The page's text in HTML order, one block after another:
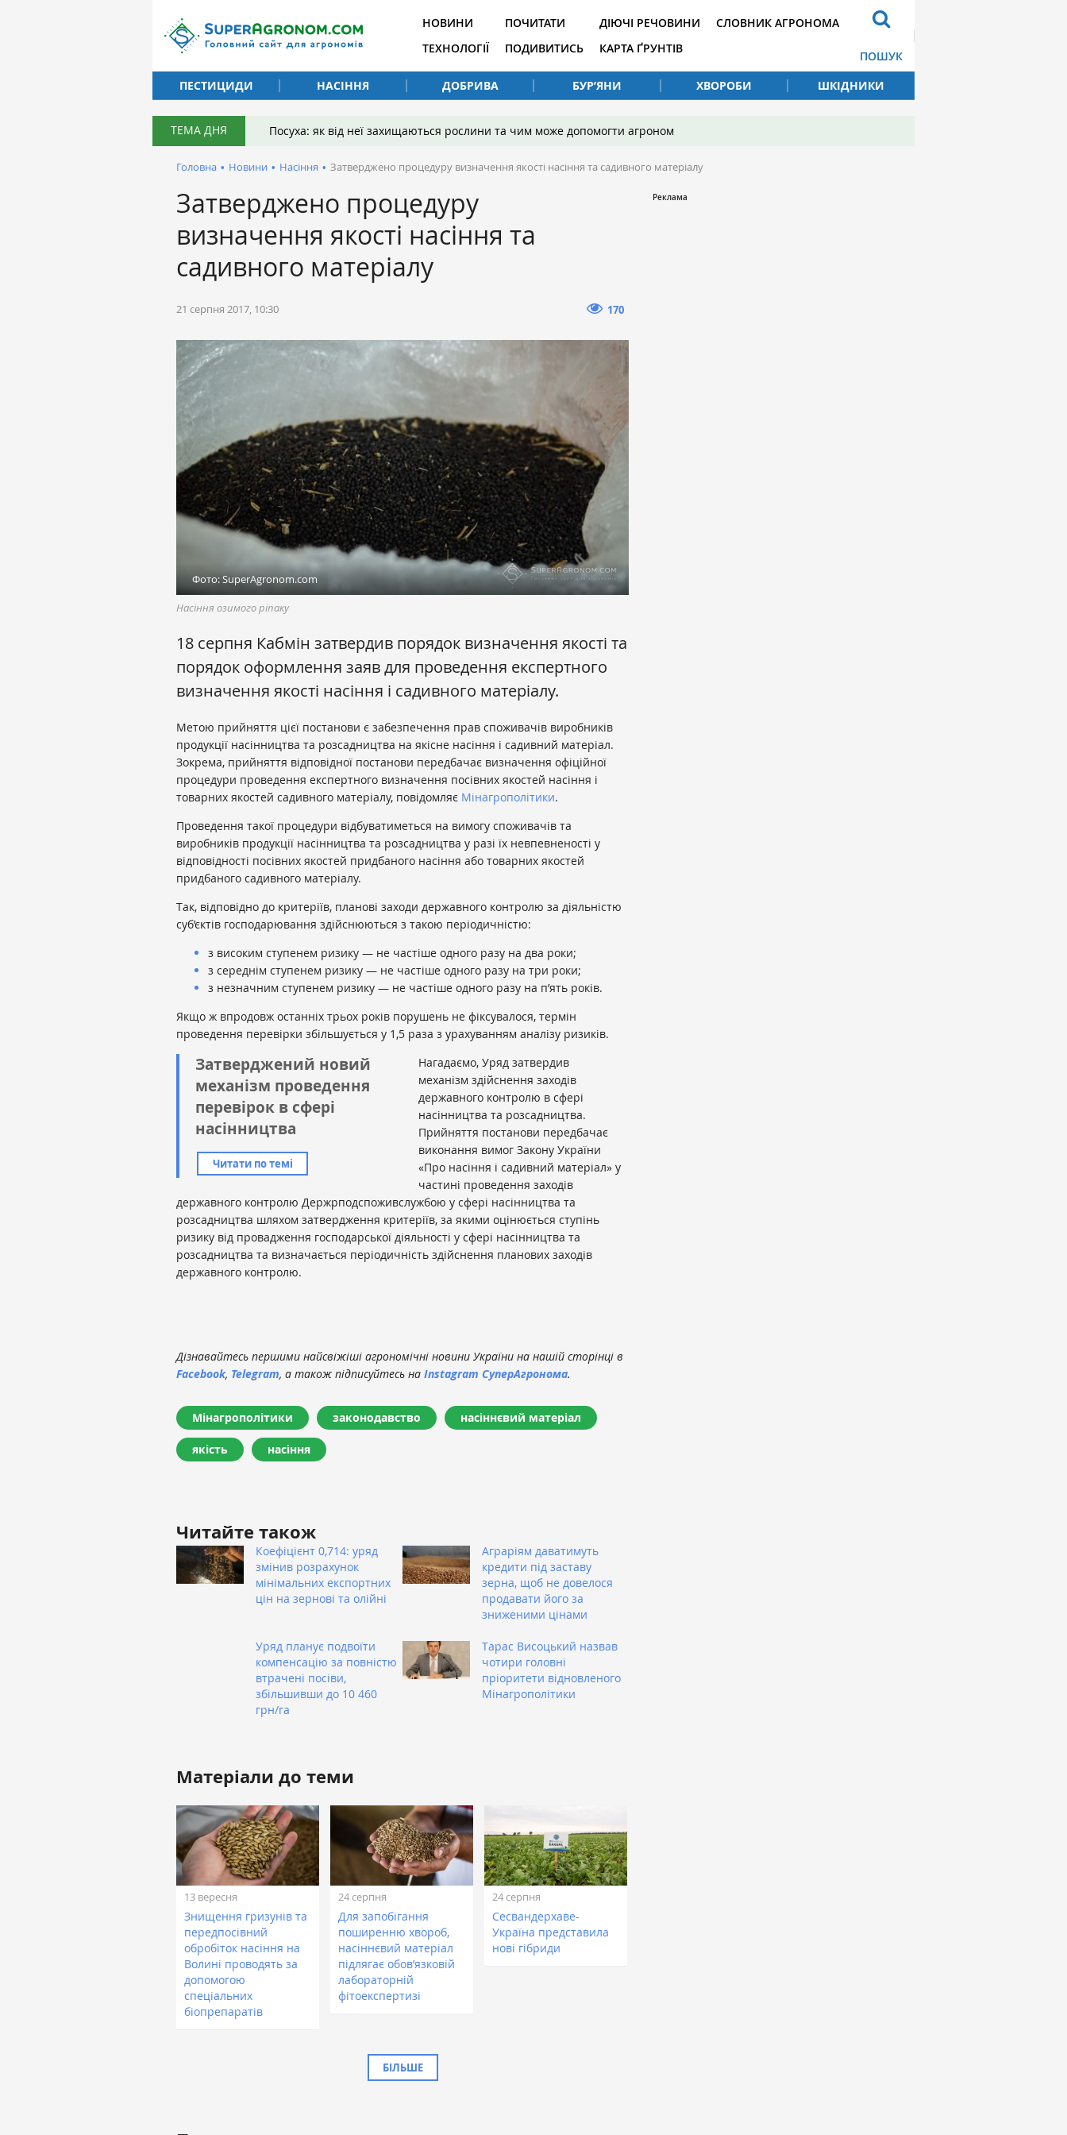
НОВИНИ
ТЕХНОЛОГІЇ
ПОЧИТАТИ
ПОДИВИТИСЬ
ДІЮЧІ РЕЧОВИНИ
КАРТА ҐРУНТІВ
СЛОВНИК АГРОНОМА
ПОШУК
ПЕСТИЦИДИ
НАСІННЯ ДОБРИВА БУР’ЯНИ ХВОРОБИ ШКІДНИКИ
ТЕМА ДНЯ Посуха: як від неї захищаються рослини та чим може допомогти агроном
Головна • Новини • Насіння • Затверджено процедуру визначення якості насіння та садивного матеріалу
Затверджено процедуру
визначення якості насіння та
садивного матеріалу
21 серпня 2017, 10:30 170
Фото: SuperAgronom.com
Насіння озимого ріпаку
18 серпня Кабмін затвердив порядок визначення якості та
порядок оформлення заяв для проведення експертного
визначення якості насіння і садивного матеріалу.
Метою прийняття цієї постанови є забезпечення прав споживачів виробників
продукції насінництва та розсадництва на якісне насіння і садивний матеріал.
Зокрема, прийняття відповідної постанови передбачає визначення офіційної
процедури проведення експертного визначення посівних якостей насіння і
товарних якостей садивного матеріалу, повідомляє Мінагрополітики.
Проведення такої процедури відбуватиметься на вимогу споживачів та
виробників продукції насінництва та розсадництва у разі їх невпевненості у
відповідності посівних якостей придбаного насіння або товарних якостей
придбаного садивного матеріалу.
Так, відповідно до критеріїв, планові заходи державного контролю за діяльністю
суб’єктів господарювання здійснюються з такою періодичністю:
з високим ступенем ризику — не частіше одного разу на два роки;
з середнім ступенем ризику — не частіше одного разу на три роки;
з незначним ступенем ризику — не частіше одного разу на п’ять років.
Якщо ж впродовж останніх трьох років порушень не фіксувалося, термін
проведення перевірки збільшується у 1,5 раза з урахуванням аналізу ризиків.
Затверджений новий
механізм проведення
перевірок в сфері
насінництва
Читати по темі
Нагадаємо, Уряд затвердив
механізм здійснення заходів
державного контролю в сфері
насінництва та розсадництва.
Прийняття постанови передбачає
виконання вимог Закону України
«Про насіння і садивний матеріал» у
частині проведення заходів
державного контролю Держрподспоживслужбою у сфері насінництва та
розсадництва шляхом затвердження критеріїв, за якими оцінюється ступінь
ризику від провадження господарської діяльності у сфері насінництва та
розсадництва та визначається періодичність здійснення планових заходів
державного контролю.
Дізнавайтесь першими найсвіжіші агрономічні новини України на нашій сторінці в
Facebook, Telegram, а також підписуйтесь на Instagram СуперАгронома.
Мінагрополітики законодавство насіннєвий матеріал
якість насіння
Читайте також
Коефіцієнт 0,714: уряд
змінив розрахунок
мінімальних експортних
цін на зернові та олійні
Аграріям даватимуть
кредити під заставу
зерна, щоб не довелося
продавати його за
зниженими цінами
Уряд планує подвоїти
компенсацію за повністю
втрачені посіви,
збільшивши до 10 460
грн/га
Тарас Висоцький назвав
чотири головні
пріоритети відновленого
Мінагрополітики
Матеріали до теми
13 вересня
Знищення гризунів та
передпосівний
обробіток насіння на
Волині проводять за
допомогою
спеціальних
біопрепаратів
24 серпня
Для запобігання
поширенню хвороб,
насіннєвий матеріал
підлягає обов’язковій
лабораторній
фітоекспертизі
24 серпня
Сесвандерхаве-
Україна представила
нові гібриди
БІЛЬШЕ